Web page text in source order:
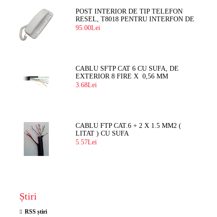
POST INTERIOR DE TIP TELEFON
RESEL, T8018 PENTRU INTERFON DE
BLOC
95.00Lei
CABLU SFTP CAT 6 CU SUFA, DE
EXTERIOR 8 FIRE X 0,56 MM
3.68Lei
CABLU FTP CAT.6 + 2 X 1.5 MM2 (
LITAT ) CU SUFA
5.57Lei
Știri
RSS știri